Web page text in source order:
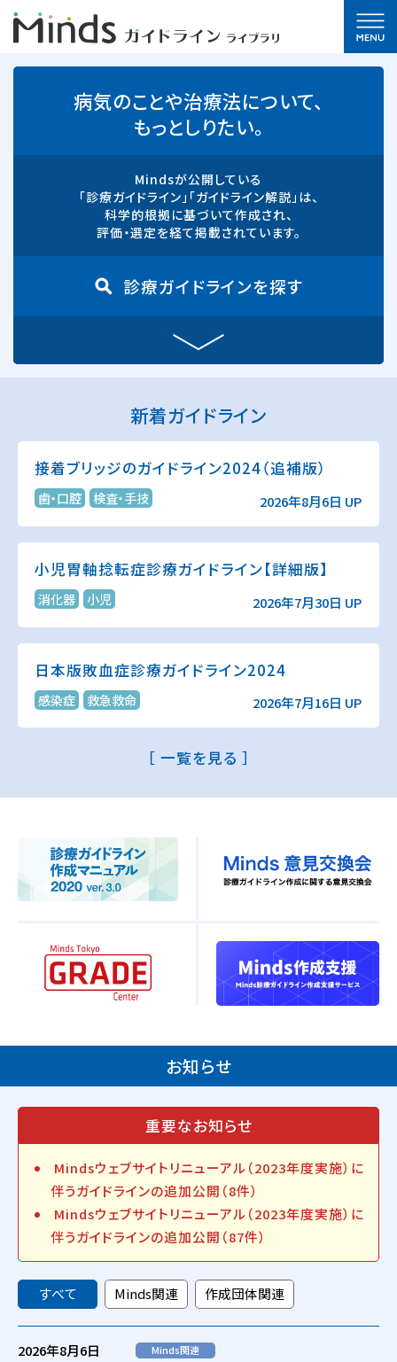
病気のことや治療法について、
もっとしりたい。
Mindsが公開している
「診療ガイドライン」「ガイドライン解説」は、
科学的根拠に基づいて作成され、
評価・選定を経て掲載されています。
診療ガイドラインを探す
新着ガイドライン
接着ブリッジのガイドライン2024（追補版）
歯・口腔 検査・手技 2026年8月6日 UP
小児胃軸捻転症診療ガイドライン【詳細版】
消化器 小児 2026年7月30日 UP
日本版敗血症診療ガイドライン2024
感染症 救急救命 2026年7月16日 UP
［ 一覧を見る ］
お知らせ
重要なお知らせ
Mindsウェブサイトリニューアル（2023年度実施）に
伴うガイドラインの追加公開（8件）
Mindsウェブサイトリニューアル（2023年度実施）に
伴うガイドラインの追加公開（87件）
すべて Minds関連 作成団体関連
2026年8月6日 Minds関連